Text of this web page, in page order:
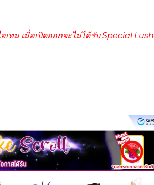
เทม เมื่อเปิดออกจะไม่ได้รับ Special Lush